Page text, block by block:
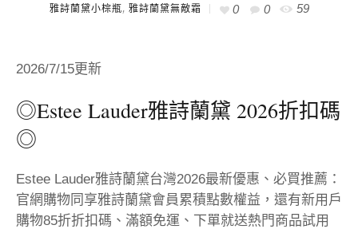
雅詩蘭黛小棕瓶, 雅詩蘭黛無敵霜 0 0 59
2026/7/15更新
◎Estee Lauder雅詩蘭黛 2026折扣碼
◎
Estee Lauder雅詩蘭黛台灣2026最新優惠、必買推薦：
官網購物同享雅詩蘭黛會員累積點數權益，還有新用戶
購物85折折扣碼、滿額免運、下單就送熱門商品試用